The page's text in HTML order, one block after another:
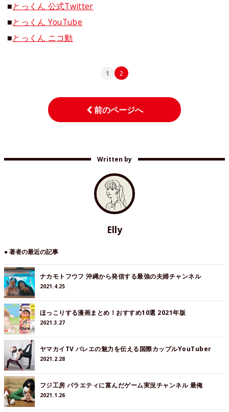
■とっくん 公式Twitter
■とっくん YouTube
■とっくん ニコ動
1 2
前のページへ
Written by
Elly
● 著者の最近の記事
ナカモトフウフ 沖縄から発信する最強の夫婦チャンネル
2021.4.25
ほっこりする漫画まとめ！おすすめ10選 2021年版
2021.3.27
ヤマカイTV バレエの魅力を伝える国際カップルYouTuber
2021.2.28
フジ工房 バラエティに富んだゲーム実況チャンネル 最俺
2021.1.26